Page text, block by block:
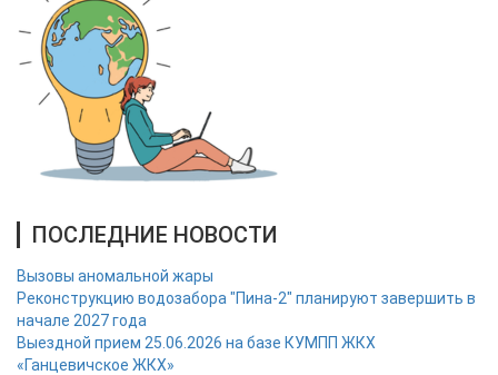
ПОСЛЕДНИЕ НОВОСТИ
Вызовы аномальной жары
Реконструкцию водозабора "Пина-2" планируют завершить в
начале 2027 года
Выездной прием 25.06.2026 на базе КУМПП ЖКХ
«Ганцевичское ЖКХ»